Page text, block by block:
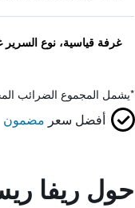
غرفة قياسية، نوع
*يشمل المجموع الضرائب
أفضل سعر مضمون
حول ريفا